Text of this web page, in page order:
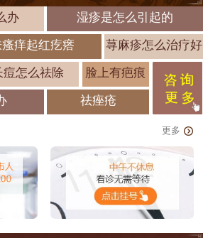
办 湿疹是怎么引起的
瘙痒起红疙瘩 荨麻疹怎么治疗好
痘怎么祛除 脸上有疤痕
祛痤疮
更多